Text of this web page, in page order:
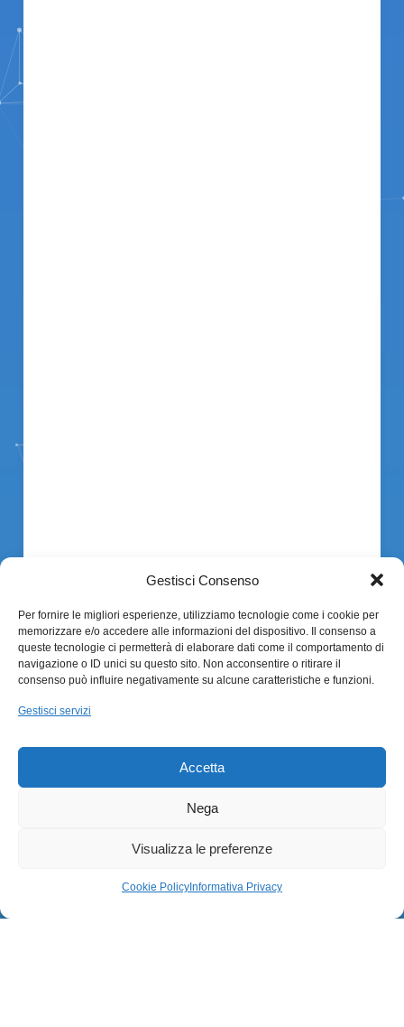
Gestisci Consenso
Per fornire le migliori esperienze, utilizziamo tecnologie come i cookie per
memorizzare e/o accedere alle informazioni del dispositivo. Il consenso a
queste tecnologie ci permetterà di elaborare dati come il comportamento di
navigazione o ID unici su questo sito. Non acconsentire o ritirare il
consenso può influire negativamente su alcune caratteristiche e funzioni.
Gestisci servizi
Accetta
Nega
Visualizza le preferenze
Cookie Policy Informativa Privacy